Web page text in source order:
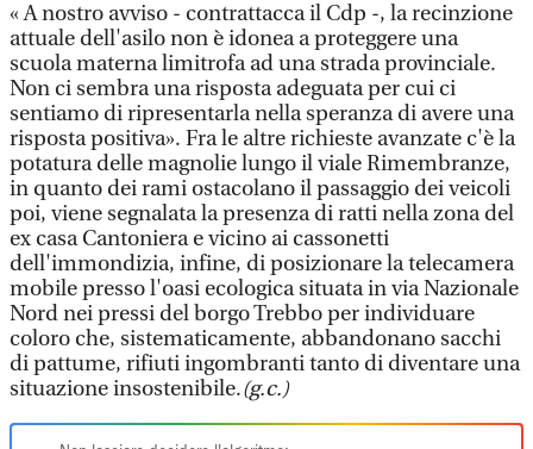
« A nostro avviso - contrattacca il Cdp -, la recinzione
attuale dell'asilo non è idonea a proteggere una
scuola materna limitrofa ad una strada provinciale.
Non ci sembra una risposta adeguata per cui ci
sentiamo di ripresentarla nella speranza di avere una
risposta positiva». Fra le altre richieste avanzate c'è la
potatura delle magnolie lungo il viale Rimembranze,
in quanto dei rami ostacolano il passaggio dei veicoli
poi, viene segnalata la presenza di ratti nella zona del
ex casa Cantoniera e vicino ai cassonetti
dell'immondizia, infine, di posizionare la telecamera
mobile presso l'oasi ecologica situata in via Nazionale
Nord nei pressi del borgo Trebbo per individuare
coloro che, sistematicamente, abbandonano sacchi
di pattume, rifiuti ingombranti tanto di diventare una
situazione insostenibile.(g.c.)